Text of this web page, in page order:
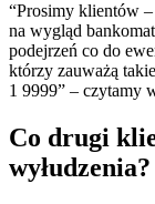
“Prosimy klientów
na wygląd
podejrzeń co do
którzy zauważą
1 9999” – czytamy
Co drugi
wyłudzenia?